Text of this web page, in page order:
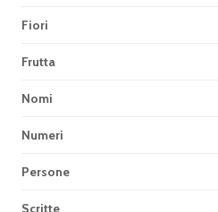
Fiori
Frutta
Nomi
Numeri
Persone
Scritte